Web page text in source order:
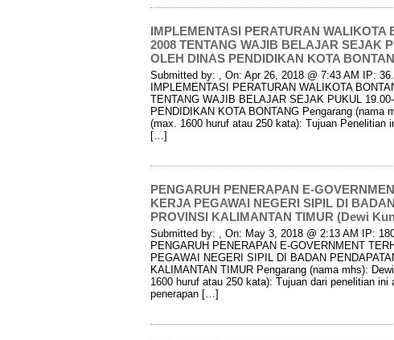
IMPLEMENTASI PERATURAN WALIKOTA
2008 TENTANG WAJIB BELAJAR SEJAK
OLEH DINAS PENDIDIKAN KOTA
Submitted by: , On: Apr 26, 2018 @ 7:43 AM IP:
IMPLEMENTASI PERATURAN WALIKOTA
TENTANG WAJIB BELAJAR SEJAK PUKUL
PENDIDIKAN KOTA BONTANG Pengarang (nama
(max. 1600 huruf atau 250 kata): Tujuan
[…]
PENGARUH PENERAPAN E-
KERJA PEGAWAI NEGERI SIPIL DI
PROVINSI KALIMANTAN TIMUR (Dewi
Submitted by: , On: May 3, 2018 @ 2:13 AM IP:
PENGARUH PENERAPAN E-GOVERNMENT
PEGAWAI NEGERI SIPIL DI BADAN
KALIMANTAN TIMUR Pengarang (nama mhs):
1600 huruf atau 250 kata): Tujuan dari penelitian
penerapan […]